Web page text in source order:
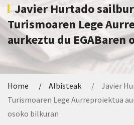
Javier Hurtado
Turismoaren Lege
aurkeztu du EGABaren
Home Albisteak
Javier
Turismoaren Lege Aurreproiektua
osoko bilkuran